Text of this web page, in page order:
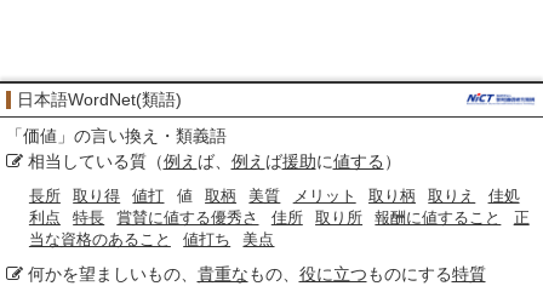
日本語WordNet(類語)
「価値 」の言い換え・類義語
相当している質（例え ば、 例え ば援助に値する ）
長所 取り得 値打 値 取柄 美質 メリット 取り柄 取りえ
佳処
利点
特長 賞賛に値する優秀さ 佳所 取り所 報酬に値すること
正
当な資格のあること
値打ち 美点
何かを望ましいもの、 貴重なもの、 役に立つものにする特質